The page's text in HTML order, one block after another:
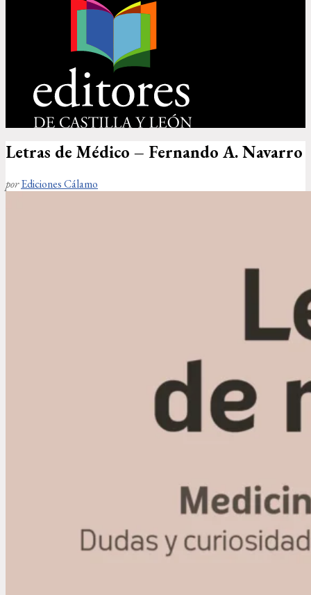
Letras de Médico – Fernando A. Navarro
porEdiciones Cálamo